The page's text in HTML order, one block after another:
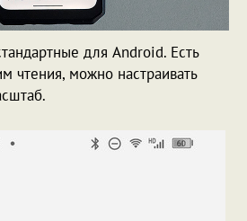
для Android. Есть
чтения, можно настраивать